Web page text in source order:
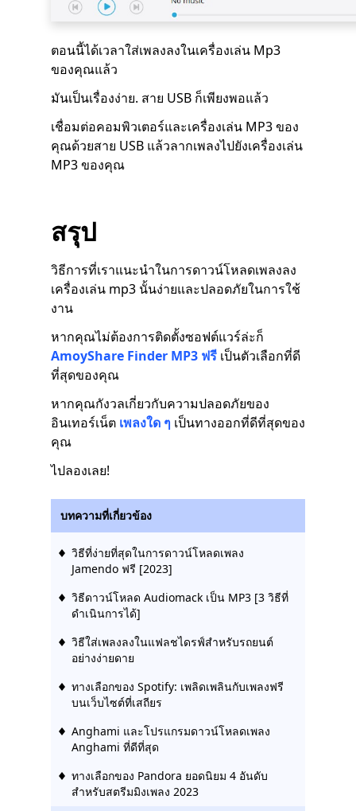
ตอนนี้ได้เวลาใส่เพลงลงในเครื่องเล่น Mp3
ของคุณแล้ว
มันเป็นเรื่องง่าย. สาย USB ก็เพียงพอแล้ว
เชื่อมต่อคอมพิวเตอร์และเครื่องเล่น MP3 ของ
คุณด้วยสาย USB แล้วลากเพลงไปยังเครื่องเล่น
MP3 ของคุณ
สรุป
วิธีการที่เราแนะนำในการดาวน์โหลดเพลงลง
เครื่องเล่น mp3 นั้นง่ายและปลอดภัยในการใช้
งาน
หากคุณไม่ต้องการติดตั้งซอฟต์แวร์ล่ะก็
AmoyShare Finder MP3 ฟรี เป็นตัวเลือกที่ดี
ที่สุดของคุณ
หากคุณกังวลเกี่ยวกับความปลอดภัยของ
อินเทอร์เน็ต เพลงใด ๆ เป็นทางออกที่ดีที่สุดของ
คุณ
ไปลองเลย!
บทความที่เกี่ยวข้อง
วิธีที่ง่ายที่สุดในการดาวน์โหลดเพลง
Jamendo ฟรี [2023]
วิธีดาวน์โหลด Audiomack เป็น MP3 [3 วิธีที่
ดำเนินการได้]
วิธีใส่เพลงลงในแฟลชไดรฟ์สำหรับรถยนต์
อย่างง่ายดาย
ทางเลือกของ Spotify: เพลิดเพลินกับเพลงฟรี
บนเว็บไซต์ที่เสถียร
Anghami และโปรแกรมดาวน์โหลดเพลง
Anghami ที่ดีที่สุด
ทางเลือกของ Pandora ยอดนิยม 4 อันดับ
สำหรับสตรีมมิงเพลง 2023